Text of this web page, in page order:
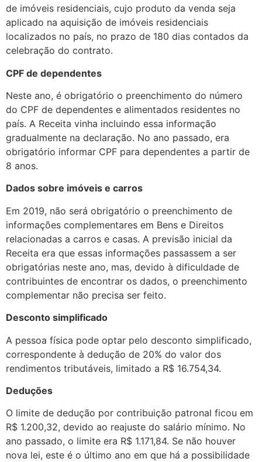
de imóveis residenciais, cujo produto da venda seja
aplicado na aquisição de imóveis residenciais
localizados no país, no prazo de 180 dias contados da
celebração do contrato.
CPF de dependentes
Neste ano, é obrigatório o preenchimento do número
do CPF de dependentes e alimentados residentes no
país. A Receita vinha incluindo essa informação
gradualmente na declaração. No ano passado, era
obrigatório informar CPF para dependentes a partir de
8 anos.
Dados sobre imóveis e carros
Em 2019, não será obrigatório o preenchimento de
informações complementares em Bens e Direitos
relacionadas a carros e casas. A previsão inicial da
Receita era que essas informações passassem a ser
obrigatórias neste ano, mas, devido à dificuldade de
contribuintes de encontrar os dados, o preenchimento
complementar não precisa ser feito.
Desconto simplificado
A pessoa física pode optar pelo desconto simplificado,
correspondente à dedução de 20% do valor dos
rendimentos tributáveis, limitado a R$ 16.754,34.
Deduções
O limite de dedução por contribuição patronal ficou em
R$ 1.200,32, devido ao reajuste do salário mínimo. No
ano passado, o limite era R$ 1.171,84. Se não houver
nova lei, este é o último ano em que há a possibilidade